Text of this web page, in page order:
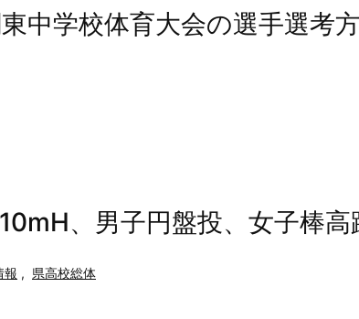
中学校体育大会の選手選考
、男子円盤投、女子棒
報 , 県高校総体